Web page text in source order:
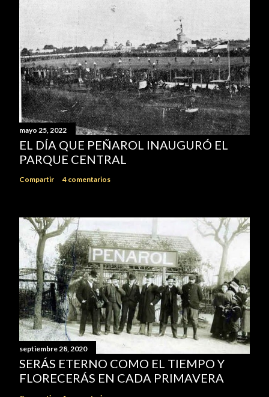
mayo 25, 2022
EL DÍA QUE PEÑAROL INAUGURÓ EL
PARQUE CENTRAL
Compartir 4 comentarios
septiembre 28, 2020
SERÁS ETERNO COMO EL TIEMPO Y
FLORECERÁS EN CADA PRIMAVERA